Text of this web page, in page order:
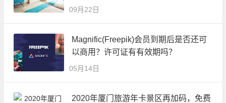
09月22日
Magnific(Freepik)会员到期后是否还可
以商用？许可证有有效期吗？
05月14日
2020年厦门旅游年卡景区再加码，免费